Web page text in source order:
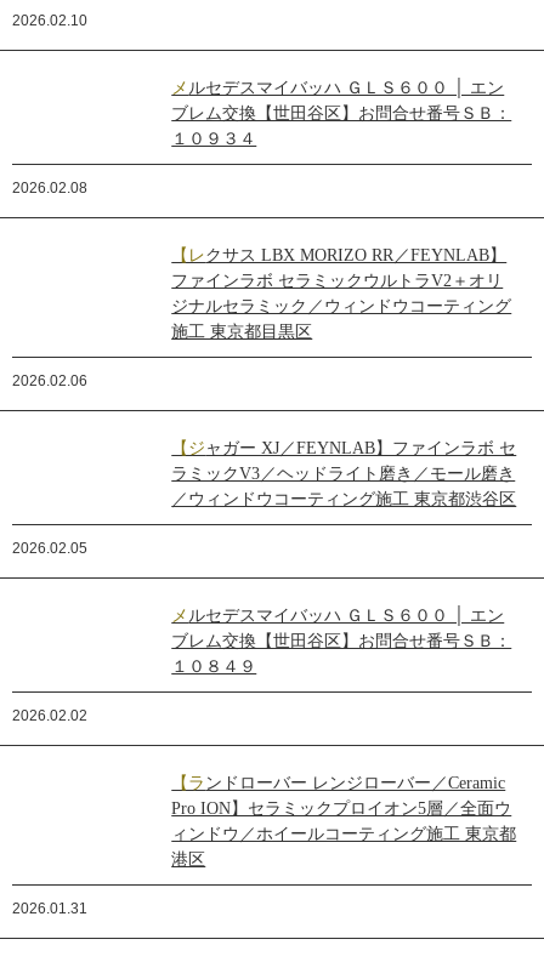
2026.02.10
メルセデスマイバッハ ＧＬＳ６００ │ エン
ブレム交換【世田谷区】お問合せ番号ＳＢ：
１０９３４
2026.02.08
【レクサス LBX MORIZO RR／FEYNLAB】
ファインラボ セラミックウルトラV2＋オリ
ジナルセラミック／ウィンドウコーティング
施工 東京都目黒区
2026.02.06
【ジャガー XJ／FEYNLAB】ファインラボ セ
ラミックV3／ヘッドライト磨き／モール磨き
／ウィンドウコーティング施工 東京都渋谷区
2026.02.05
メルセデスマイバッハ ＧＬＳ６００ │ エン
ブレム交換【世田谷区】お問合せ番号ＳＢ：
１０８４９
2026.02.02
【ランドローバー レンジローバー／Ceramic
Pro ION】セラミックプロイオン5層／全面ウ
ィンドウ／ホイールコーティング施工 東京都
港区
2026.01.31